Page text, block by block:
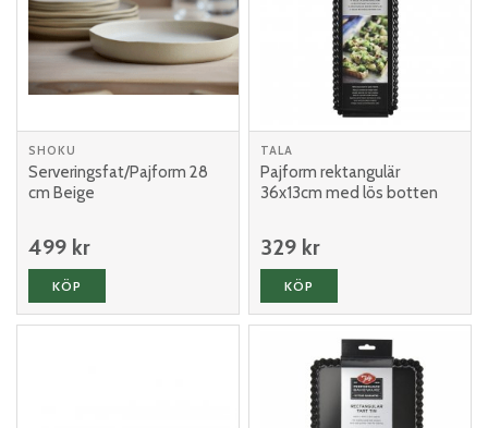
SHOKU
Serveringsfat/Pajform 28
cm Beige
499 kr
KÖP
TALA
Pajform rektangulär
36x13cm med lös botten
329 kr
KÖP